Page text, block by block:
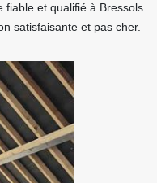
fiable et qualifié à Bressols
satisfaisante et pas cher.